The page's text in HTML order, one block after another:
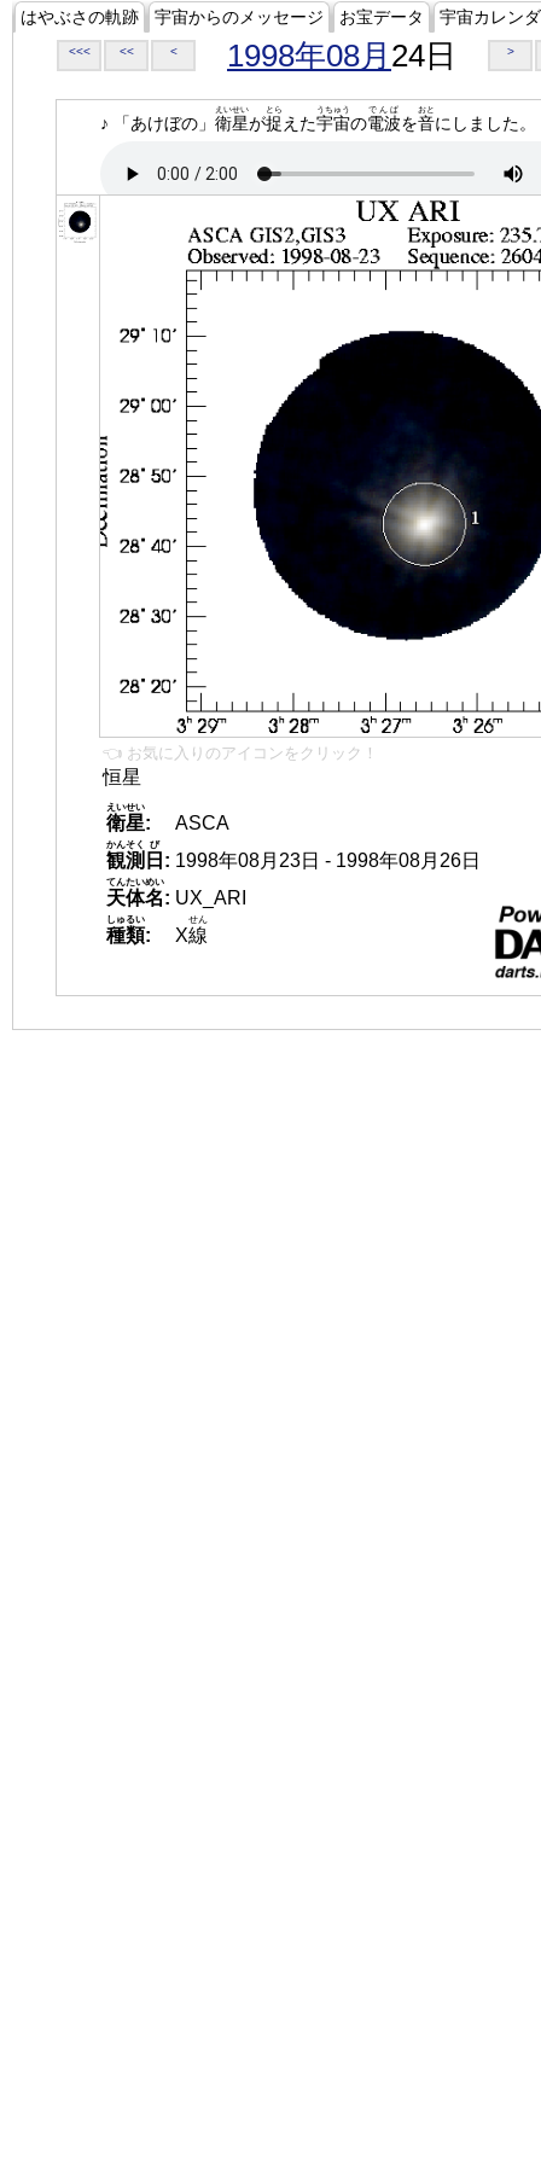
はやぶさの軌跡 宇宙からのメッセージ お宝データ 宇宙カレン
<<< << < 1998年08月 24日 >
♪ 「あけぼの」 衛星
えいせい
が捉
とら
えた宇宙
うちゅう
の電波
でんぱ
を音
おと
にしました。
👈 お気に入りのアイコンをクリック！
恒星
衛星
えいせい
:
ASCA
観測
かんそく
日
び
: 1998年08月23日 - 1998年08月26日
天体名
てんたいめい
: UX_ARI
種類
しゅるい
: X線
せん